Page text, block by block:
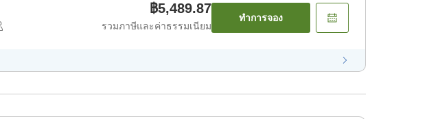
฿5,489.87
รวมภาษีและค่าธรรมเนียม
ทำการจอง